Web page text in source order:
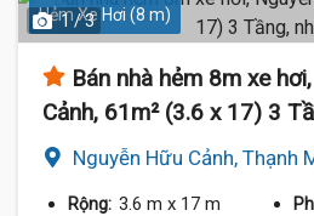
Hẻm Xe Hơi (8 m)
1 / 3
Bán nhà hẻm 8m xe
Cảnh, 61m² (3.6 x 17) 3
Nguyễn Hữu Cảnh, Thạnh
Rộng: 3.6 m x 17 m